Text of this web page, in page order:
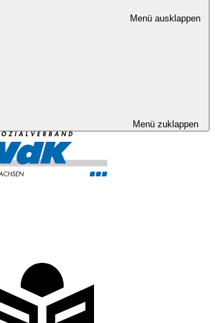
Menü ausklappen
Menü zuklappen